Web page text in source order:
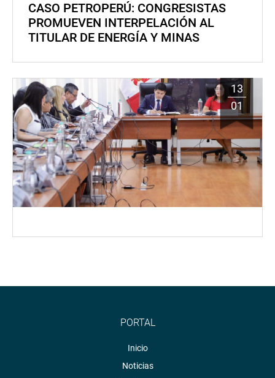
CASO PETROPERÚ: CONGRESISTAS
PROMUEVEN INTERPELACIÓN AL
TITULAR DE ENERGÍA Y MINAS
13
01
PORTAL
Inicio
Noticias